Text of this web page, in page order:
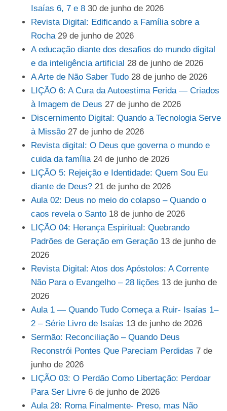
Isaías 6, 7 e 8 30 de junho de 2026
Revista Digital: Edificando a Família sobre a
Rocha 29 de junho de 2026
A educação diante dos desafios do mundo digital
e da inteligência artificial 28 de junho de 2026
A Arte de Não Saber Tudo 28 de junho de 2026
LIÇÃO 6: A Cura da Autoestima Ferida — Criados
à Imagem de Deus 27 de junho de 2026
Discernimento Digital: Quando a Tecnologia Serve
à Missão 27 de junho de 2026
Revista digital: O Deus que governa o mundo e
cuida da família 24 de junho de 2026
LIÇÃO 5: Rejeição e Identidade: Quem Sou Eu
diante de Deus? 21 de junho de 2026
Aula 02: Deus no meio do colapso – Quando o
caos revela o Santo 18 de junho de 2026
LIÇÃO 04: Herança Espiritual: Quebrando
Padrões de Geração em Geração 13 de junho de
2026
Revista Digital: Atos dos Apóstolos: A Corrente
Não Para o Evangelho – 28 lições 13 de junho de
2026
Aula 1 — Quando Tudo Começa a Ruir- Isaías 1–
2 – Série Livro de Isaías 13 de junho de 2026
Sermão: Reconciliação – Quando Deus
Reconstrói Pontes Que Pareciam Perdidas 7 de
junho de 2026
LIÇÃO 03: O Perdão Como Libertação: Perdoar
Para Ser Livre 6 de junho de 2026
Aula 28: Roma Finalmente- Preso, mas Não